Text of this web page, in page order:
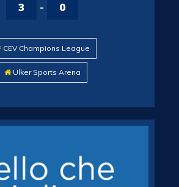
3 - 0
CEV Champions League
Ülker Sports Arena